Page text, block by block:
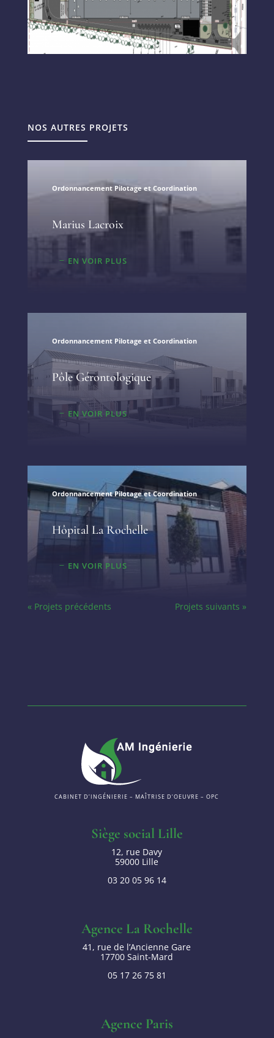
NOS AUTRES PROJETS
Ordonnancement Pilotage et Coordination
Marius Lacroix
EN VOIR PLUS
Ordonnancement Pilotage et Coordination
Pôle Gérontologique
EN VOIR PLUS
Ordonnancement Pilotage et Coordination
Hôpital La Rochelle
EN VOIR PLUS
Projets suivants »
« Projets précédents
CABINET D’INGÉNIERIE – MAÎTRISE D’OEUVRE – OPC
Siège social Lille
12, rue Davy
59000 Lille
03 20 05 96 14
Agence La Rochelle
41, rue de l’Ancienne Gare
17700 Saint-Mard
05 17 26 75 81
Agence Paris